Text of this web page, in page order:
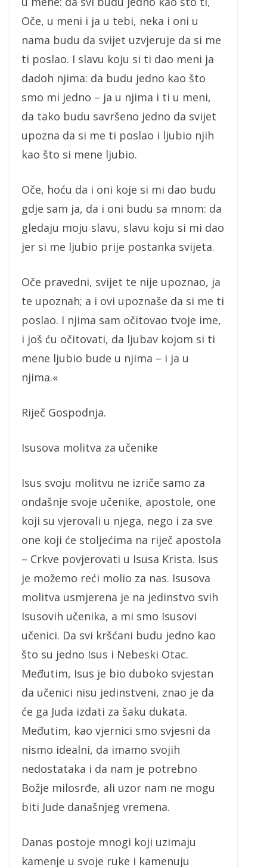
Oče, u meni i ja u tebi, neka i oni u
nama budu da svijet uzvjeruje da si me
ti poslao. I slavu koju si ti dao meni ja
dadoh njima: da budu jedno kao što
smo mi jedno – ja u njima i ti u meni,
da tako budu savršeno jedno da svijet
upozna da si me ti poslao i ljubio njih
kao što si mene ljubio.
Oče, hoću da i oni koje si mi dao budu
gdje sam ja, da i oni budu sa mnom: da
gledaju moju slavu, slavu koju si mi dao
jer si me ljubio prije postanka svijeta.
Oče pravedni, svijet te nije upoznao, ja
te upoznah; a i ovi upoznaše da si me ti
poslao. I njima sam očitovao tvoje ime,
i još ću očitovati, da ljubav kojom si ti
mene ljubio bude u njima – i ja u
njima.«
Riječ Gospodnja.
Isusova molitva za učenike
Isus svoju molitvu ne izriče samo za
ondašnje svoje učenike, apostole, one
koji su vjerovali u njega, nego i za sve
one koji će stoljećima na riječ apostola
– Crkve povjerovati u Isusa Krista. Isus
je možemo reći molio za nas. Isusova
molitva usmjerena je na jedinstvo svih
Isusovih učenika, a mi smo Isusovi
učenici. Da svi kršćani budu jedno kao
što su jedno Isus i Nebeski Otac.
Međutim, Isus je bio duboko svjestan
da učenici nisu jedinstveni, znao je da
će ga Juda izdati za šaku dukata.
Međutim, kao vjernici smo svjesni da
nismo idealni, da imamo svojih
nedostataka i da nam je potrebno
Božje milosrđe, ali uzor nam ne mogu
biti Jude današnjeg vremena.
Danas postoje mnogi koji uzimaju
kamenje u svoje ruke i kamenuju